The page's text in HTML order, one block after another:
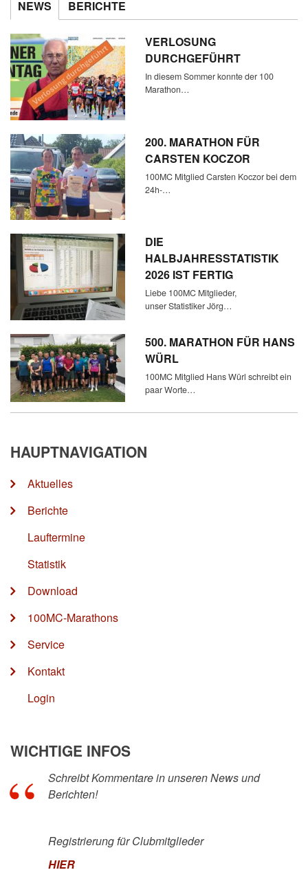
NEWS BERICHTE
VERLOSUNG
DURCHGEFÜHRT
In diesem Sommer konnte der 100
Marathon…
200. MARATHON FÜR
CARSTEN KOCZOR
100MC Mitglied Carsten Koczor bei dem
24h-…
DIE
HALBJAHRESSTATISTIK
2026 IST FERTIG
Liebe 100MC Mitglieder,
unser Statistiker Jörg…
500. MARATHON FÜR HANS
WÜRL
100MC Mitglied Hans Würl schreibt ein
paar Worte…
HAUPTNAVIGATION
Aktuelles
Berichte
Lauftermine
Statistik
Download
100MC-Marathons
Service
Kontakt
Login
WICHTIGE INFOS
Schreibt Kommentare in unseren News und
Berichten!
Registrierung für Clubmitglieder
HIER